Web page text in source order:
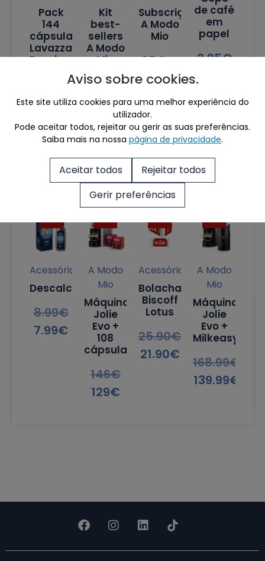
Pack
144
cápsulas
Lavazza
Passionale
€
Kit
best-
sellers
A Modo
Mio
29.56€
26.28€
Subscrição
A Modo
Mio
25€–
50€/
mês
de café
em
papel
2.25€
Produtos Destacados
Acessórios
Descalcificante
8.99€
7.99€
A Modo
Mio
Máquina
Jolie
Evo +
108
cápsulas
146€
129€
Acessórios
Bolachas
Biscoff
Lotus
25.90€
21.90€
A Modo
Mio
Máquina
Jolie
Evo +
Milkeasy
168.99€
139.99€
Aviso sobre cookies.
Este site utiliza cookies para uma melhor experiência do
utilizador.
Pode aceitar todos, rejeitar ou gerir as suas preferências.
Saiba mais na nossa página de privacidade.
Aceitar todos
Rejeitar todos
Gerir preferências